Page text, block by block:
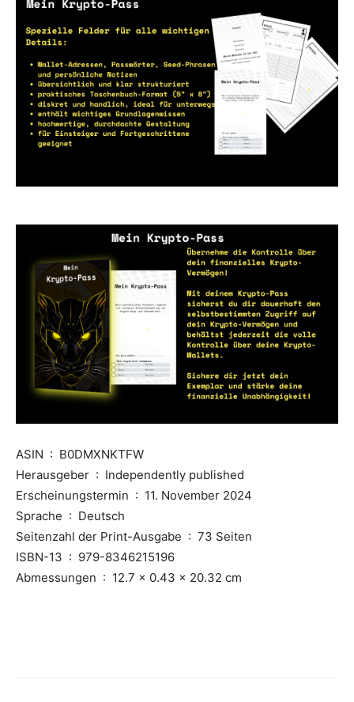
ASIN ‏ : ‎ B0DMXNKTFW
Herausgeber ‏ : ‎ Independently published
Erscheinungstermin ‏ : ‎ 11. November 2024
Sprache ‏ : ‎ Deutsch
Seitenzahl der Print-Ausgabe ‏ : ‎ 73 Seiten
ISBN-13 ‏ : ‎ 979-8346215196
Abmessungen ‏ : ‎ 12.7 x 0.43 x 20.32 cm